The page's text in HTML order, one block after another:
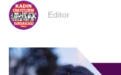
Editor